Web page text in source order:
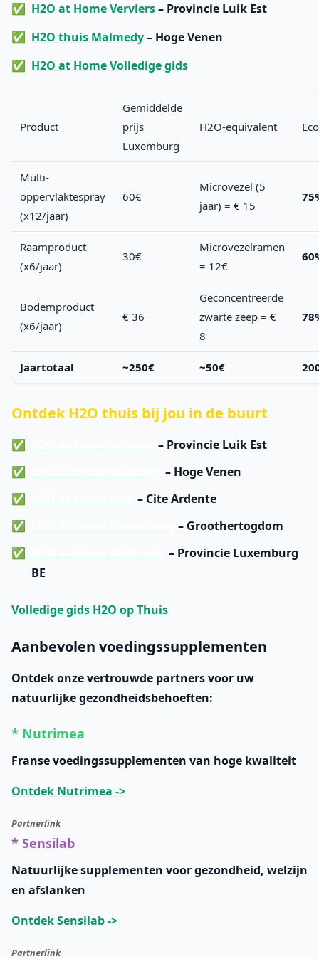
H2O at Home Verviers– Provincie Luik Est
H2O thuis Malmedy– Hoge Venen
H2O at Home Volledige gids
Product
Gemiddelde
prijs
Luxemburg
H2O-equivalent
Multi-
oppervlaktespray
(x12/jaar)
60€
Microvezel (5
jaar) = € 15
Raamproduct
(x6/jaar)
30€
Microvezelramen
= 12€
Bodemproduct
(x6/jaar)
€ 36
Geconcentreerde
zwarte zeep = €
8
Jaartotaal ~250€ ~50€
Ontdek H2O thuis bij jou in de buurt
– Provincie Luik Est
– Hoge Venen
– Cite Ardente
– Groothertogdom
– Provincie Luxemburg
BE
Volledige gids H2O op Thuis
Aanbevolen voedingssupplementen
Ontdek onze vertrouwde partners voor uw
natuurlijke gezondheidsbehoeften:
* Nutrimea
Franse voedingssupplementen van hoge kwaliteit
Ontdek Nutrimea ->
Partnerlink
* Sensilab
Natuurlijke supplementen voor gezondheid, welzijn
en afslanken
Ontdek Sensilab ->
Partnerlink